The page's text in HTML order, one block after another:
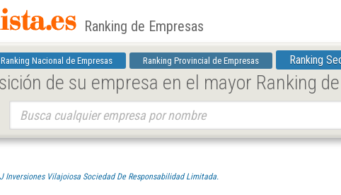
Ranking de Empresas
Ranking Nacional de Empresas Ranking Provincial de Empresas Ranking
de su empresa en el mayor Ranking
Inversiones Vilajoiosa Sociedad De Responsabilidad Limitada.